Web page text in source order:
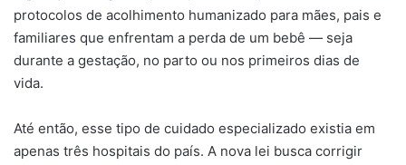
protocolos de acolhimento humanizado para mães, pais e
familiares que enfrentam a perda de um bebê — seja
durante a gestação, no parto ou nos primeiros dias de
vida.
Até então, esse tipo de cuidado especializado existia em
apenas três hospitais do país. A nova lei busca corrigir